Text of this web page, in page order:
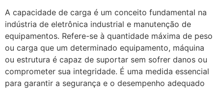
A capacidade de carga é um conceito fundamental na
indústria de eletrônica industrial e manutenção de
equipamentos. Refere-se à quantidade máxima de peso
ou carga que um determinado equipamento, máquina
ou estrutura é capaz de suportar sem sofrer danos ou
comprometer sua integridade. É uma medida essencial
para garantir a segurança e o desempenho adequado